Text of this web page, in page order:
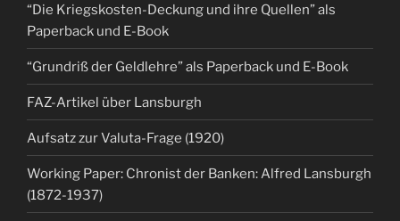
“Die Kriegskosten-Deckung und ihre Quellen” als
Paperback und E-Book
“Grundriß der Geldlehre” als Paperback und E-Book
FAZ-Artikel über Lansburgh
Aufsatz zur Valuta-Frage (1920)
Working Paper: Chronist der Banken: Alfred Lansburgh
(1872-1937)